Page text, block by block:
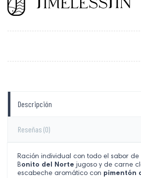
Descripción
Reseñas (0)
Ración individual con todo el sabor de
Bonito del Norte jugoso y de carne
escabeche aromático con pimentón